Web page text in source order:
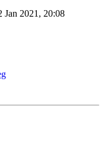
Jan 2021, 20:08